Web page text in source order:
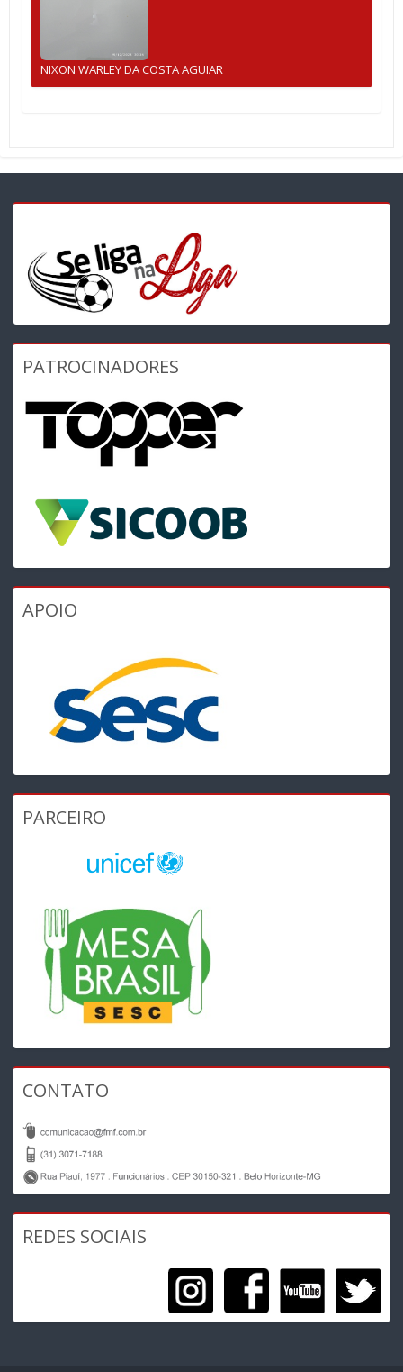
NIXON WARLEY DA COSTA AGUIAR
PATROCINADORES
APOIO
PARCEIRO
CONTATO
REDES SOCIAIS